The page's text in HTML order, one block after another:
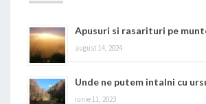
Apusuri si rasarituri pe
august 14, 2024
Unde ne putem intalni cu
iunie 11, 2023